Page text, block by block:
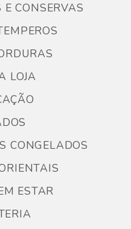
CONSERVAS
LOJA
CONGELADOS
ESTAR